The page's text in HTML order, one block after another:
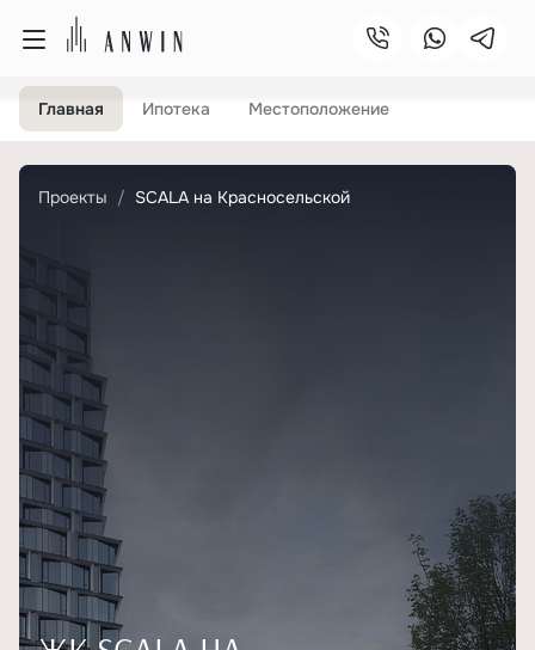
Главная Ипотека Местоположение
Проекты SCALA на Красносельской